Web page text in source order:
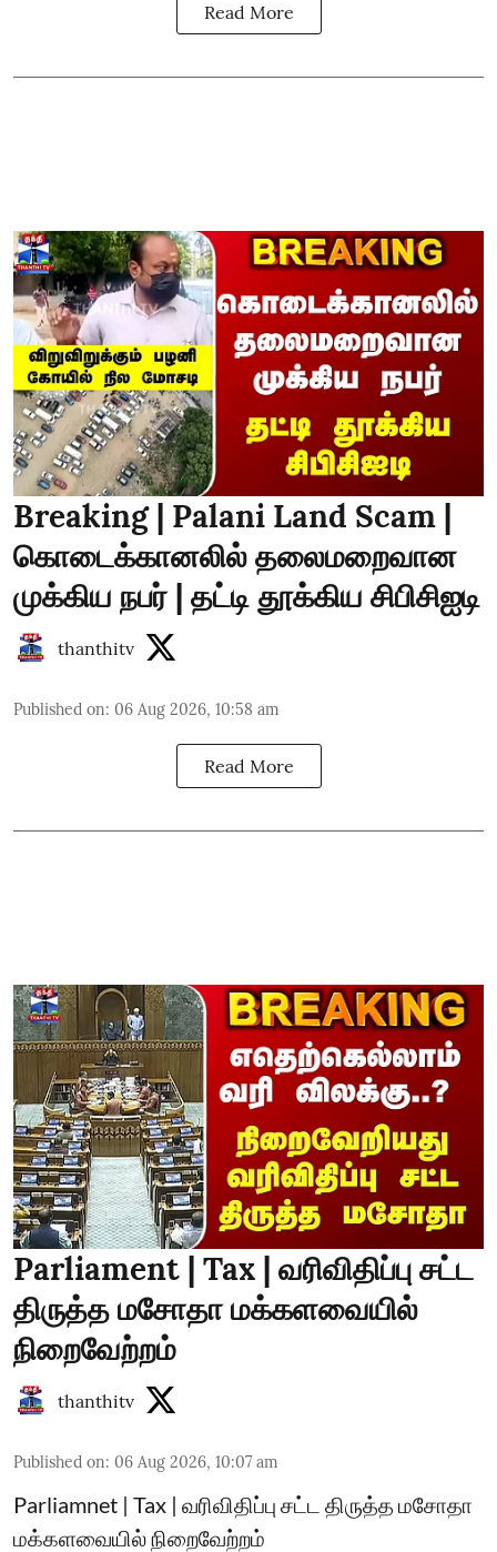
Read More
Breaking | Palani Land Scam |
கொடைக்கானலில் தலைமறைவான
முக்கிய நபர் | தட்டி தூக்கிய சிபிசிஐடி
thanthitv
Published on: 06 Aug 2026, 10:58 am
Read More
Parliament | Tax | வரிவிதிப்பு சட்ட
திருத்த மசோதா மக்களவையில்
நிறைவேற்றம்
thanthitv
Published on: 06 Aug 2026, 10:07 am
Parliamnet | Tax | வரிவிதிப்பு சட்ட திருத்த மசோதா
மக்களவையில் நிறைவேற்றம்